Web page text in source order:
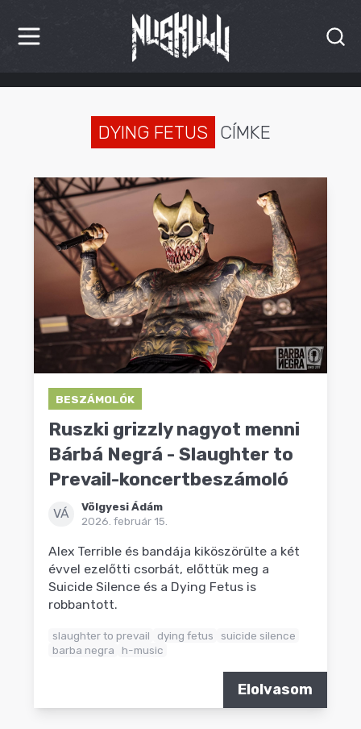
HÍREK
INTERJÚK
PREMIEREK
MÁSVILÁG
BLOG
DYING FETUS CÍMKE
BESZÁMOLÓK
Ruszki grizzly nagyot menni
Bárbá Negrá - Slaughter to
Prevail-koncertbeszámoló
VÁ
Völgyesi Ádám
2026. február 15.
Alex Terrible és bandája kiköszörülte a két
évvel ezelőtti csorbát, előttük meg a
Suicide Silence és a Dying Fetus is
robbantott.
slaughter to prevail dying fetus
suicide silence
barba negra
h-music
Elolvasom